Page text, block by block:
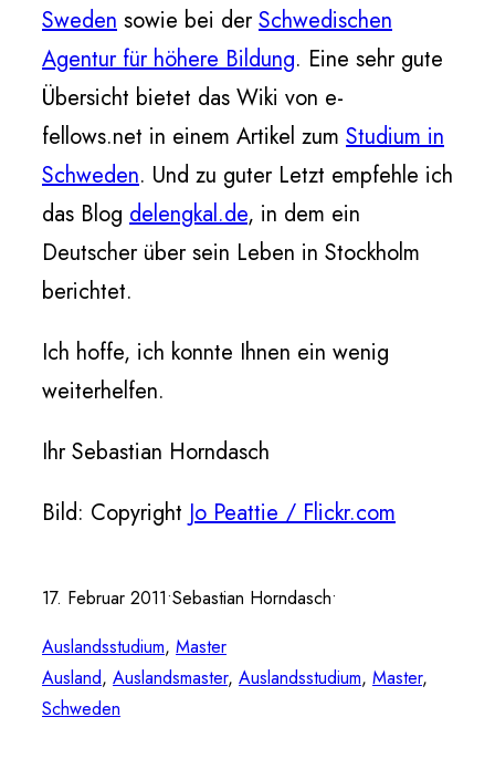
Sweden sowie bei derSchwedischen
Agentur für höhere Bildung. Eine sehr gute
Übersicht bietet das Wiki von e-
fellows.net in einem Artikel zum Studium in
Schweden. Und zu guter Letzt empfehle ich
das Blog delengkal.de, in dem ein
Deutscher über sein Leben in Stockholm
berichtet.
Ich hoffe, ich konnte Ihnen ein wenig
weiterhelfen.
Ihr Sebastian Horndasch
Bild: Copyright Jo Peattie / Flickr.com
17. Februar 2011•Sebastian Horndasch•
Auslandsstudium, Master
Ausland, Auslandsmaster, Auslandsstudium, Master
Schweden